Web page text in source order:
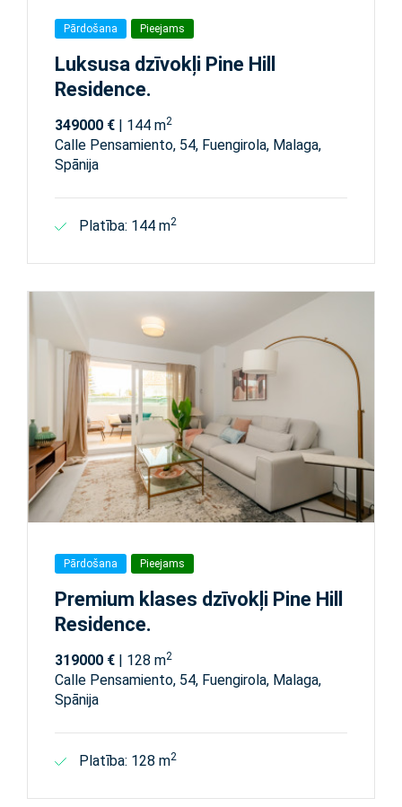
Pārdošana Pieejams
Luksusa dzīvokļi Pine Hill
Residence.
349000 € | 144 m2
Calle Pensamiento, 54, Fuengirola, Malaga,
Spānija
Platība: 144 m2
Pārdošana Pieejams
Premium klases dzīvokļi Pine Hill
Residence.
319000 € | 128 m2
Calle Pensamiento, 54, Fuengirola, Malaga,
Spānija
Platība: 128 m2